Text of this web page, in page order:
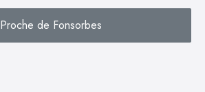
Proche de Fonsorbes